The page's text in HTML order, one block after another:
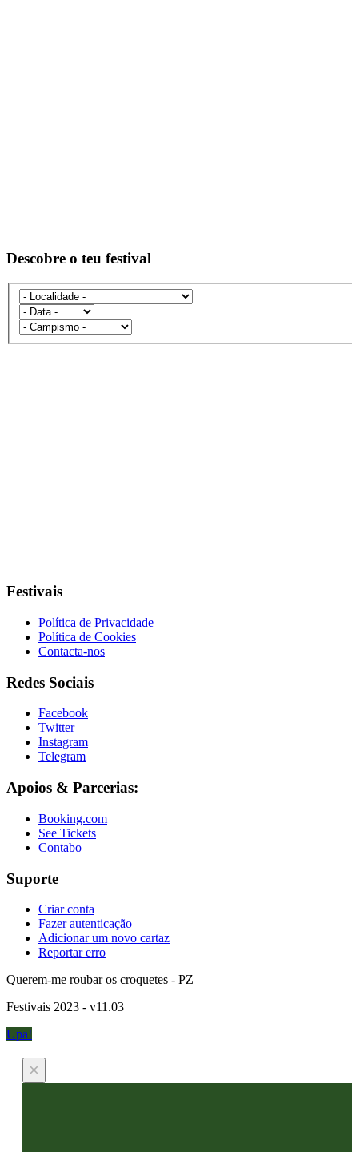
Descobre o teu festival
Festivais
Política de Privacidade
Política de Cookies
Contacta-nos
Redes Sociais
Facebook
Twitter
Instagram
Telegram
Apoios & Parcerias:
Booking.com
See Tickets
Contabo
Suporte
Criar conta
Fazer autenticação
Adicionar um novo cartaz
Reportar erro
Querem-me roubar os croquetes - PZ
Festivais 2023 - v11.03
Upa!
×